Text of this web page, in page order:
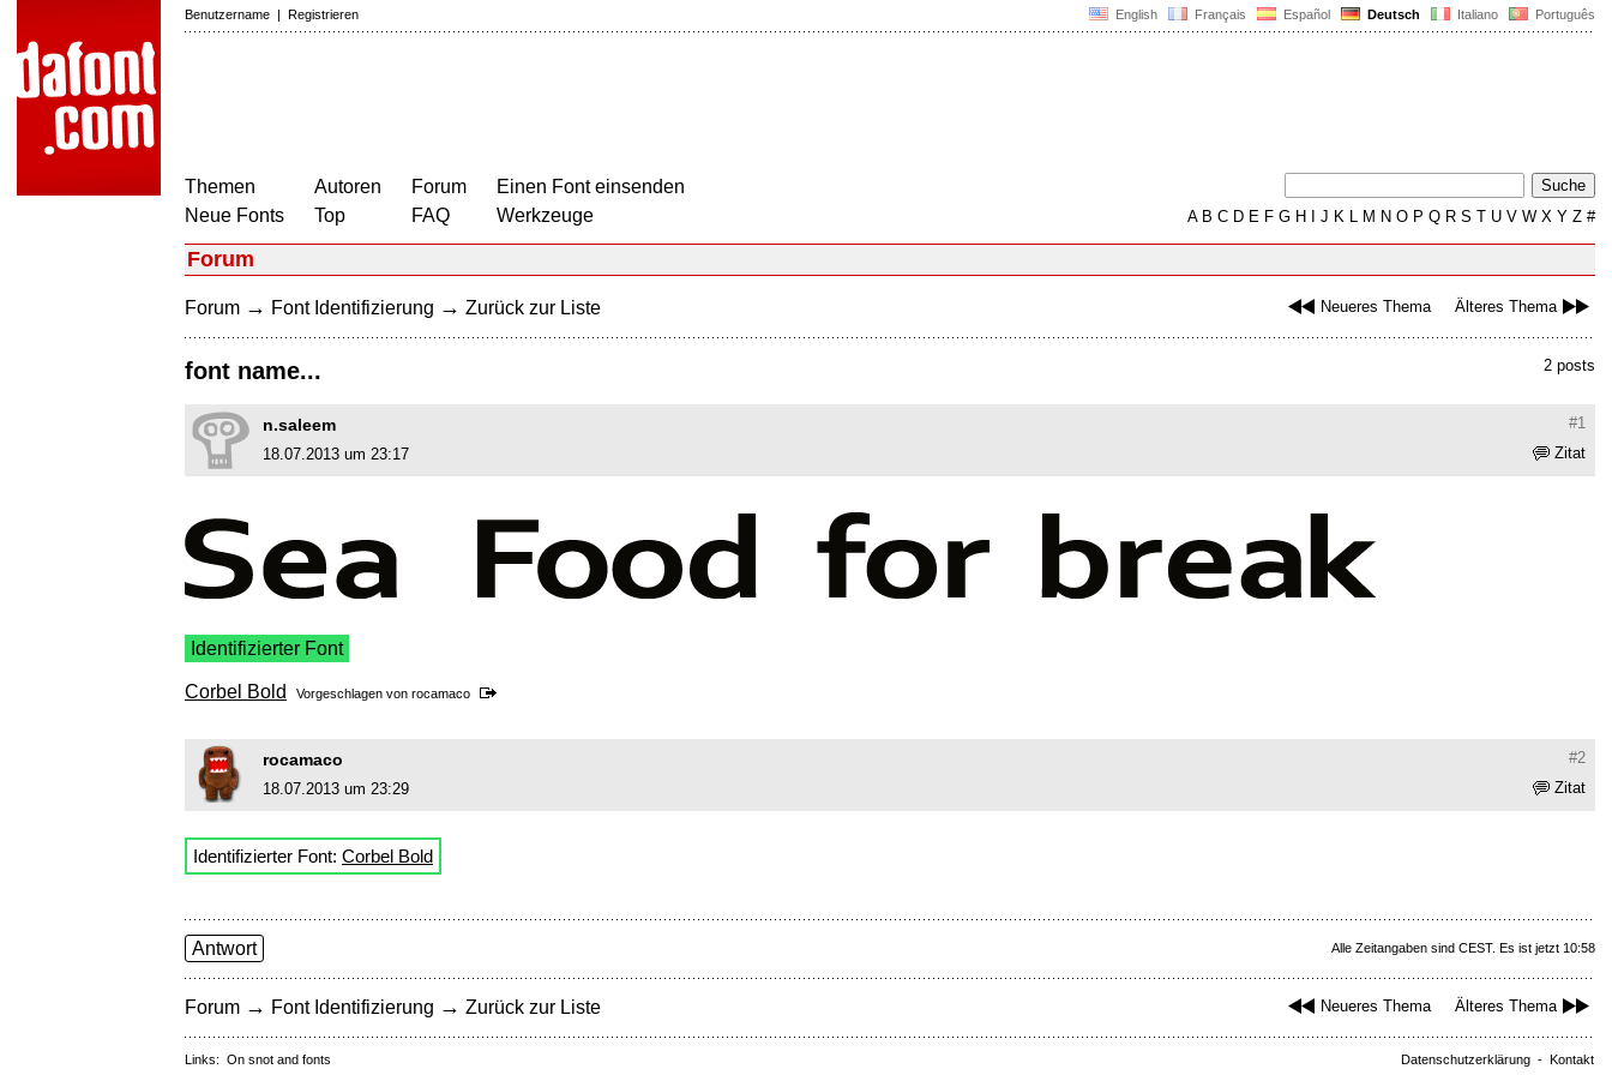
English Français Español Deutsch Italiano Português
Benutzername | Registrieren
Themen
Neue Fonts
Autoren
Top
Forum
FAQ
Einen Font einsenden
Werkzeuge
AB C D E F G H J K L M N O P Q R S T U V W X Y Z #
Forum
Neueres Thema Älteres Thema
Forum → Font Identifizierung → Zurück zur Liste
2 posts
font name...
#1
n.saleem
Zitat
18.07.2013 um 23:17
Identifizierter Font
Corbel Bold Vorgeschlagen von rocamaco
#2
rocamaco
Zitat
18.07.2013 um 23:29
Identifizierter Font: Corbel Bold
Alle Zeitangaben sind CEST. Es ist jetzt 10:58
Antwort
Neueres Thema Älteres Thema
Forum → Font Identifizierung → Zurück zur Liste
Datenschutzerklärung - Kontakt
Links: On snot and fonts